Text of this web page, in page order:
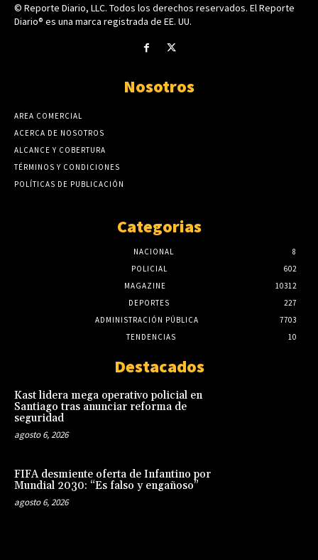
© Reporte Diario, LLC. Todos los derechos reservados. El Reporte
Diario® es una marca registrada de EE. UU.
Nosotros
AREA COMERCIAL
ACERCA DE NOSOTROS
ALCANCE Y COBERTURA
TÉRMINOS Y CONDICIONES
POLÍTICAS DE PUBLICACIÓN
Categorias
NACIONAL
8
POLICIAL
602
MAGAZINE
10312
DEPORTES
227
ADMINISTRACIÓN PÚBLICA
7703
TENDENCIAS
10
Destacados
Kast lidera mega operativo policial en
Santiago tras anunciar reforma de
seguridad
agosto 6, 2026
FIFA desmiente oferta de Infantino por
Mundial 2030: “Es falso y engañoso”
agosto 6, 2026